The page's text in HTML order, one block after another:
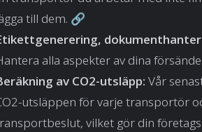
till dem. 🔗
alla aspekter av dina
av CO2-utsläpp: Vår
utsläppen för varje transportör
vilket gör din